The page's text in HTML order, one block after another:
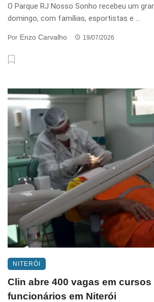
O Parque RJ Nosso Sonho recebeu um
domingo, com famílias, esportistas e ...
Por Enzo Carvalho 19/07/2026
NITERÓI
Clin abre 400 vagas em
funcionários em Niterói